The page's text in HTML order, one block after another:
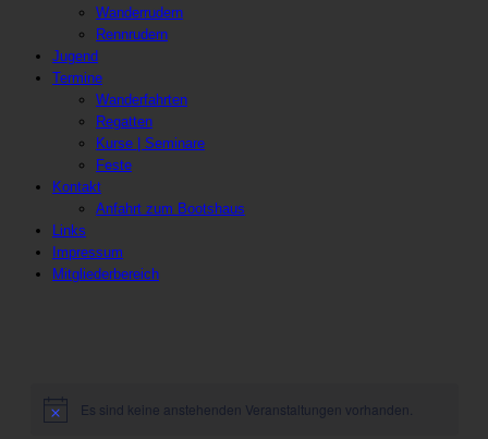
Wanderrudern
Rennrudern
Jugend
Termine
Wanderfahrten
Regatten
Kurse | Seminare
Feste
Kontakt
Anfahrt zum Bootshaus
Links
Impressum
Mitgliederbereich
Es sind keine anstehenden Veranstaltungen vorhanden.